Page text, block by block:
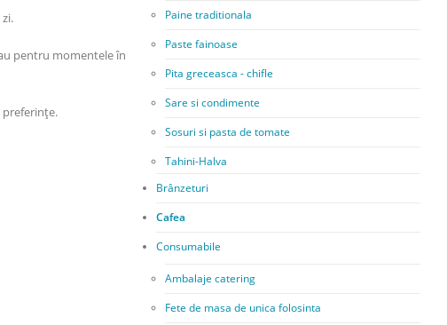
pentru momentele în
preferințe.
Paine traditionala
Paste fainoase
Pita greceasca - chifle
Sare si condimente
Sosuri si pasta de tomate
Tahini-Halva
Brânzeturi
Cafea
Consumabile
Ambalaje catering
Fete de masa de unica folosinta